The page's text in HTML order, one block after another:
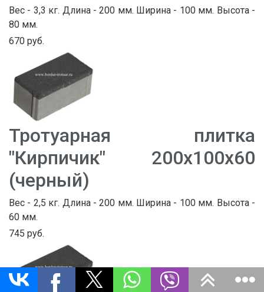
Вес - 3,3 кг. Длина - 200 мм. Ширина - 100 мм. Высота -
80 мм.
670 руб.
Тротуарная плитка
"Кирпичик" 200х100х60
(черный)
Вес - 2,5 кг. Длина - 200 мм. Ширина - 100 мм. Высота -
60 мм.
745 руб.